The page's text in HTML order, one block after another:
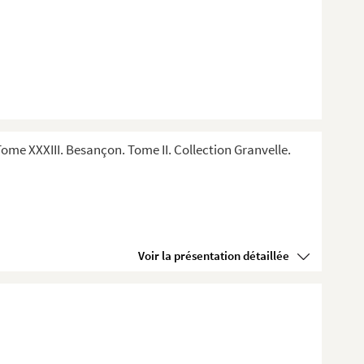
XXXIII. Besançon. Tome II. Collection Granvelle.
Voir la présentation détaillée